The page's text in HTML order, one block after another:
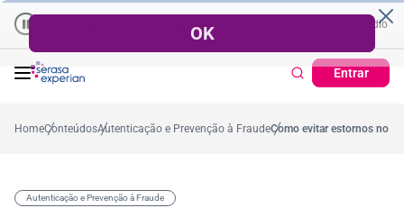
Empresas | Recuperação de Crédito Percentual médio no ano
Entrar
no ano Cartão de Crédito |
HomeConteúdosAutenticação e Prevenção à FraudeComo evitar estornos no
Autenticação e Prevenção à Fraude